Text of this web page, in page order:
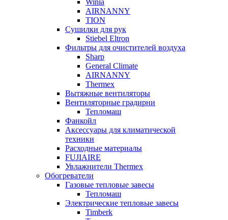
Winia
AIRNANNY
TION
Сушилки для рук
Stiebel Eltron
Фильтры для очистителей воздуха
Sharp
General Climate
AIRNANNY
Thermex
Вытяжные вентиляторы
Вентиляторные градирни
Тепломаш
Фанкойл
Аксессуары для климатической
техники
Расходные материалы
FUJIAIRE
Увлажнители Thermex
Обогреватели
Газовые тепловые завесы
Тепломаш
Электрические тепловые завесы
Timberk